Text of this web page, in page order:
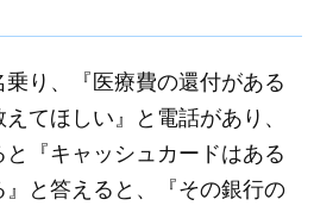
り、『医療費の還付がある
てほしい』と電話があり、
『キャッシュカードはある
と答えると、『その銀行の